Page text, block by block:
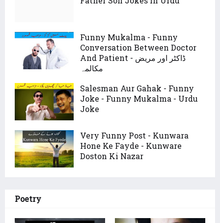
Funny Mukalma - Funny
Conversation Between Doctor
And Patient - ڈاکٹر اور مریض
مکالمہ
Salesman Aur Gahak - Funny
Joke - Funny Mukalma - Urdu
Joke
Very Funny Post - Kunwara
Hone Ke Fayde - Kunware
Doston Ki Nazar
Poetry